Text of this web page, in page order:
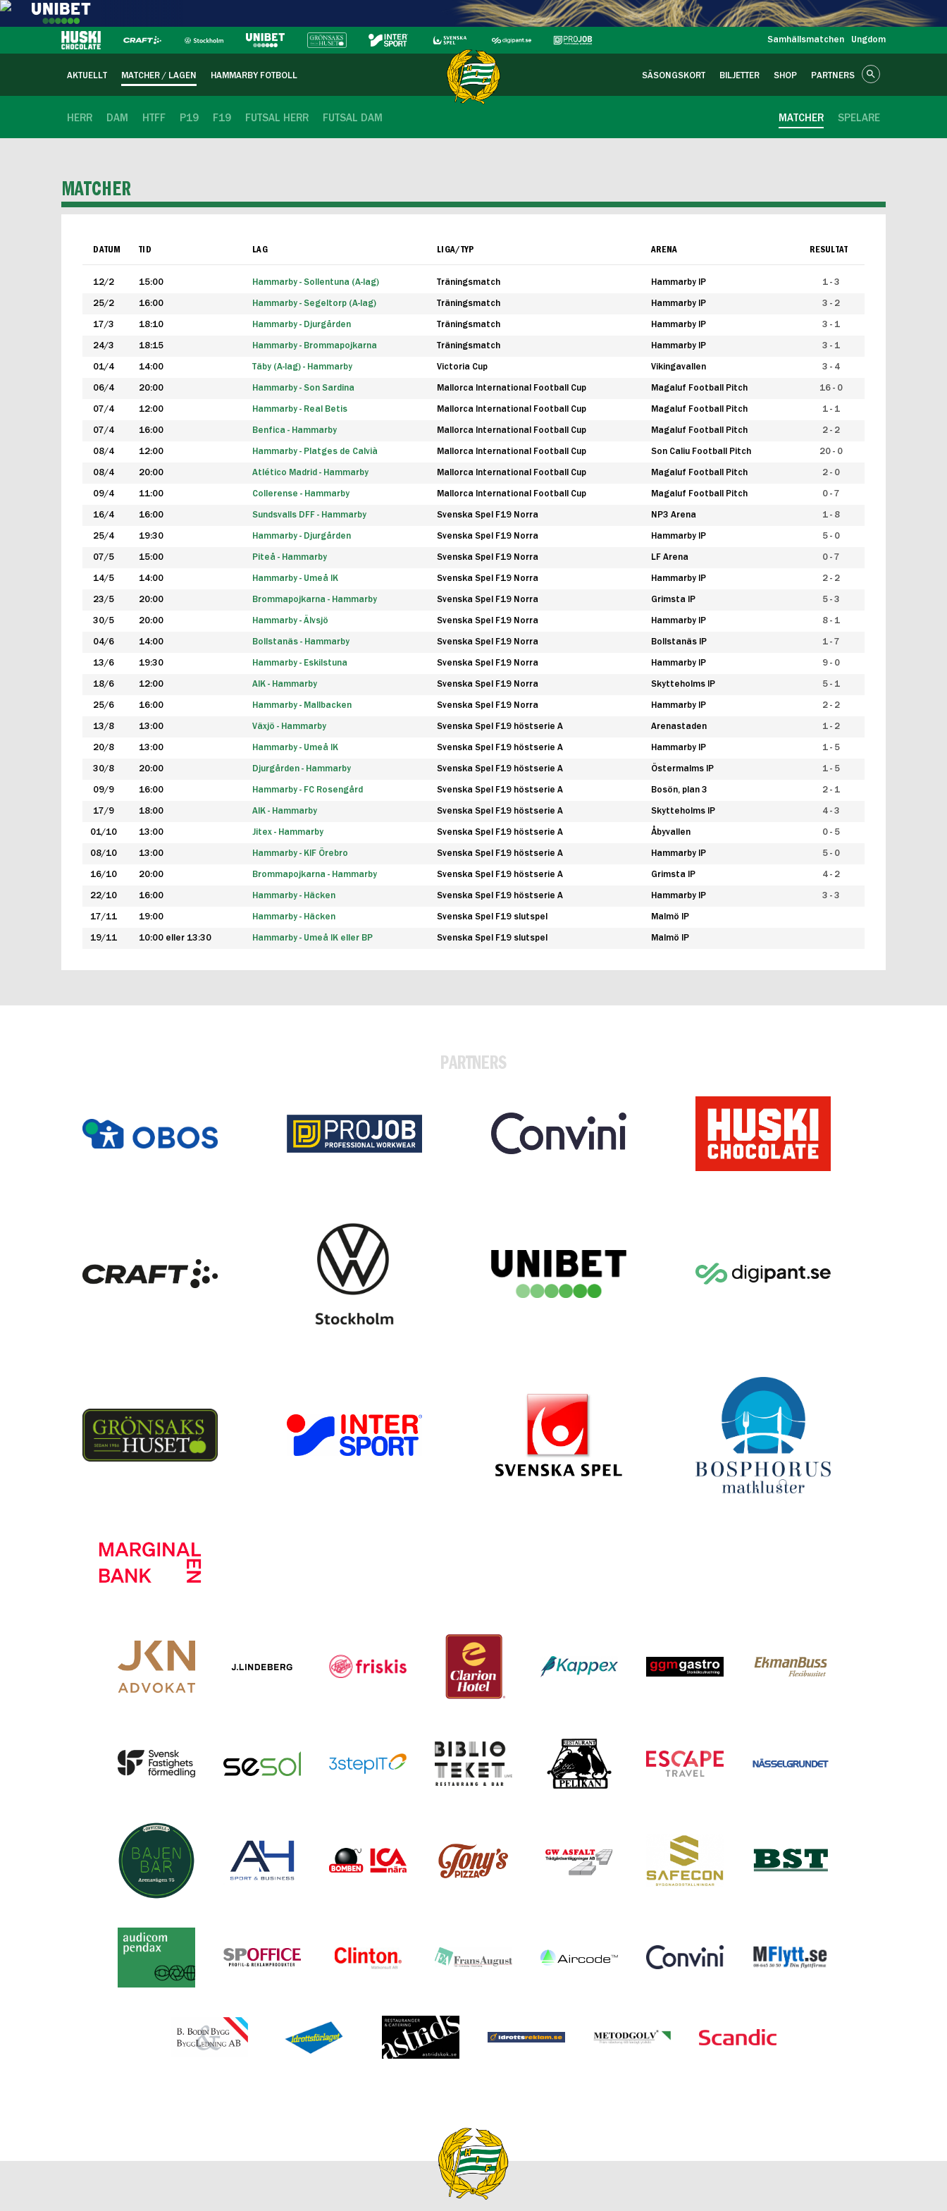
Samhällsmatchen Ungdom
AKTUELLT MATCHER / LAGEN HAMMARBY FOTBOLL SÄSONGSKORT BILJETTER SHOP PARTNERS
HERR DAM HTFF P19 F19 FUTSAL HERR FUTSAL DAM SPELARE
MATCHER
MATCHER
DATUM TID LAG LIGA/TYP ARENA RESULTAT
12/2 15:00 Hammarby - Sollentuna (A-lag) Träningsmatch Hammarby IP 1 - 3
25/2 16:00 Hammarby - Segeltorp (A-lag) Träningsmatch Hammarby IP 3 - 2
17/3 18:10 Hammarby - Djurgården Träningsmatch Hammarby IP 3 - 1
24/3 18:15 Hammarby - Brommapojkarna Träningsmatch Hammarby IP 3 - 1
01/4 14:00 Täby (A-lag) - Hammarby Victoria Cup Vikingavallen 3 - 4
06/4 20:00 Hammarby - Son Sardina Mallorca International Football Cup Magaluf Football Pitch 16 - 0
07/4 12:00 Hammarby - Real Betis Mallorca International Football Cup Magaluf Football Pitch 1 - 1
07/4 16:00 Benfica - Hammarby Mallorca International Football Cup Magaluf Football Pitch 2 - 2
08/4 12:00 Hammarby - Platges de Calvià Mallorca International Football Cup Son Caliu Football Pitch 20 - 0
08/4 20:00 Atlético Madrid - Hammarby Mallorca International Football Cup Magaluf Football Pitch 2 - 0
09/4 11:00 Collerense - Hammarby Mallorca International Football Cup Magaluf Football Pitch 0 - 7
16/4 16:00 Sundsvalls DFF - Hammarby Svenska Spel F19 Norra NP3 Arena 1 - 8
25/4 19:30 Hammarby - Djurgården Svenska Spel F19 Norra Hammarby IP 5 - 0
07/5 15:00 Piteå - Hammarby Svenska Spel F19 Norra LF Arena 0 - 7
14/5 14:00 Hammarby - Umeå IK Svenska Spel F19 Norra Hammarby IP 2 - 2
23/5 20:00 Brommapojkarna - Hammarby Svenska Spel F19 Norra Grimsta IP 5 - 3
30/5 20:00 Hammarby - Älvsjö Svenska Spel F19 Norra Hammarby IP 8 - 1
04/6 14:00 Bollstanäs - Hammarby Svenska Spel F19 Norra Bollstanäs IP 1 - 7
13/6 19:30 Hammarby - Eskilstuna Svenska Spel F19 Norra Hammarby IP 9 - 0
18/6 12:00 AIK - Hammarby Svenska Spel F19 Norra Skytteholms IP 5 - 1
25/6 16:00 Hammarby - Mallbacken Svenska Spel F19 Norra Hammarby IP 2 - 2
13/8 13:00 Växjö - Hammarby Svenska Spel F19 höstserie A Arenastaden 1 - 2
20/8 13:00 Hammarby - Umeå IK Svenska Spel F19 höstserie A Hammarby IP 1 - 5
30/8 20:00 Djurgården - Hammarby Svenska Spel F19 höstserie A Östermalms IP 1 - 5
09/9 16:00 Hammarby - FC Rosengård Svenska Spel F19 höstserie A Bosön, plan 3 2 - 1
17/9 18:00 AIK - Hammarby Svenska Spel F19 höstserie A Skytteholms IP 4 - 3
01/10 13:00 Jitex - Hammarby Svenska Spel F19 höstserie A Åbyvallen 0 - 5
08/10 13:00 Hammarby - KIF Örebro Svenska Spel F19 höstserie A Hammarby IP 5 - 0
16/10 20:00 Brommapojkarna - Hammarby Svenska Spel F19 höstserie A Grimsta IP 4 - 2
22/10 16:00 Hammarby - Häcken Svenska Spel F19 höstserie A Hammarby IP 3 - 3
17/11 19:00 Hammarby - Häcken Svenska Spel F19 slutspel Malmö IP
19/11 10:00 eller 13:30 Hammarby - Umeå IK eller BP Svenska Spel F19 slutspel Malmö IP
PARTNERS